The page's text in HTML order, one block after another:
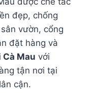
đẹp, chống
vườn, cổng
đặt hàng và
Mau với
tận nơi tại
cận.